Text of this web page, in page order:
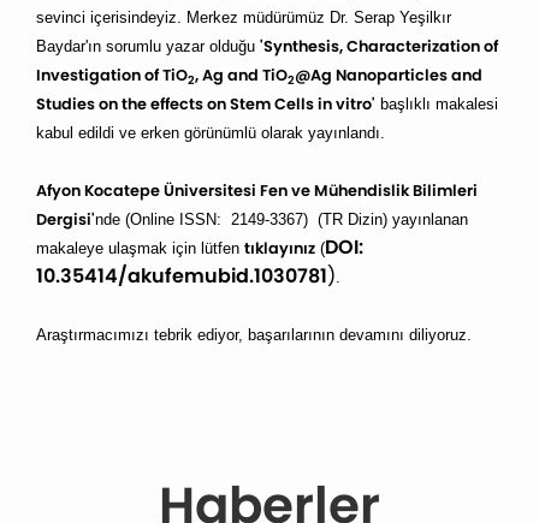
sevinci içerisindeyiz. Merkez müdürümüz Dr. Serap Yeşilkır
Baydar'ın sorumlu yazar olduğu 'Synthesis, Characterization of
Investigation of TiO2, Ag and TiO2@Ag Nanoparticles and
Studies on the effects on Stem Cells in vitro' başlıklı makalesi
kabul edildi ve erken görünümlü olarak yayınlandı.
Afyon Kocatepe Üniversitesi Fen ve Mühendislik Bilimleri
Dergisi'nde (Online ISSN: 2149-3367) (TR Dizin) yayınlanan
makaleye ulaşmak için lütfen tıklayınız (DOI:
10.35414/akufemubid.1030781).
Araştırmacımızı tebrik ediyor, başarılarının devamını diliyoruz.
Haberler